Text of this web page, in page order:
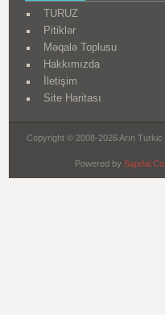
TURUZ
Pitiklər
Məqalə Toplusu
Hakkımızda
İletişim
Site Haritası
Copyright © 2008-2026 Arın
Powered by